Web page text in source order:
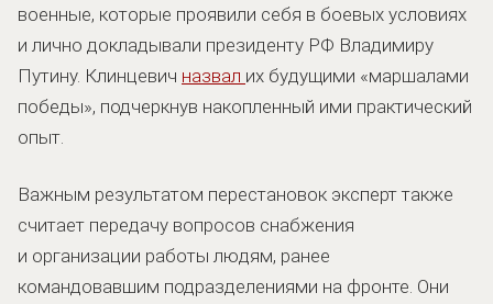
военные, которые проявили себя в боевых условиях
и лично докладывали президенту РФ Владимиру
Путину. Клинцевич назвал их будущими «маршалами
победы», подчеркнув накопленный ими практический
опыт.
Важным результатом перестановок эксперт также
считает передачу вопросов снабжения
и организации работы людям, ранее
командовавшим подразделениями на фронте. Они